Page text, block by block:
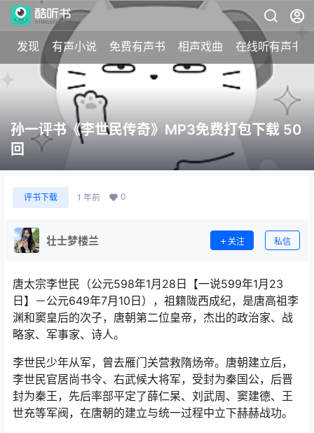
发现 有声小说 免费有声书 相声戏曲 在线听有声书
孙一评书《李世民传奇》MP3免费打包下载 50
回
评书下载 1 年前 0
壮士梦楼兰 关注 私信
唐太宗李世民（公元598年1月28日【一说599年1月23
日】－公元649年7月10日），祖籍陇西成纪，是唐高祖李
渊和窦皇后的次子，唐朝第二位皇帝，杰出的政治家、战
略家、军事家、诗人。
李世民少年从军，曾去雁门关营救隋炀帝。唐朝建立后，
李世民官居尚书令、右武候大将军，受封为秦国公，后晋
封为秦王，先后率部平定了薛仁杲、刘武周、窦建德、王
世充等军阀，在唐朝的建立与统一过程中立下赫赫战功。